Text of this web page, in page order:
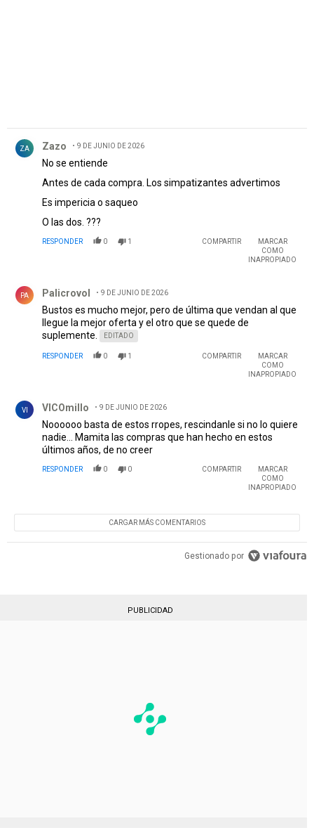
ZA Zazo 9 DE JUNIO DE 2026
No se entiende
Antes de cada compra. Los simpatizantes advertimos
Es impericia o saqueo
O las dos. ???
RESPONDER 0 1 COMPARTIR
MARCAR
COMO
INAPROPIADO
PA Palicrovol 9 DE JUNIO DE 2026
Bustos es mucho mejor, pero de última que vendan al que
llegue la mejor oferta y el otro que se quede de
suplemente.
EDITADO
RESPONDER 0 1 COMPARTIR
MARCAR
COMO
INAPROPIADO
VI VICOmillo 9 DE JUNIO DE 2026
Noooooo basta de estos rropes, rescindanle si no lo quiere
nadie... Mamita las compras que han hecho en estos
últimos años, de no creer
RESPONDER 0 0 COMPARTIR
MARCAR
COMO
INAPROPIADO
CARGAR MÁS COMENTARIOS
Gestionado por
PUBLICIDAD